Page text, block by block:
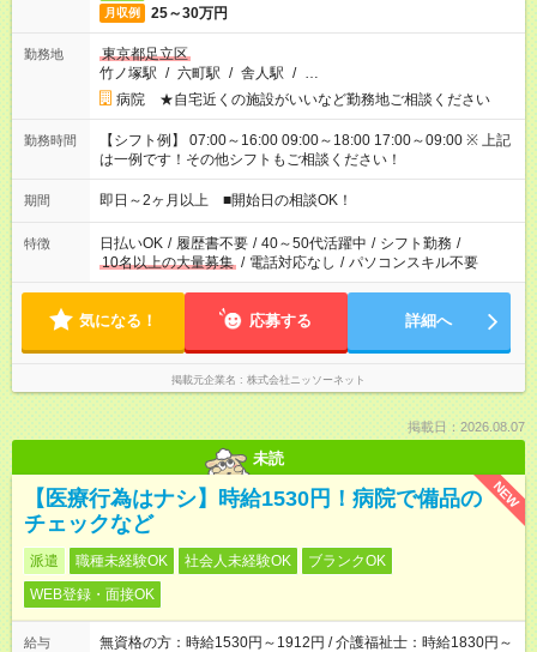
月収例 25～30万円
勤務地
東京都足立区
竹ノ塚駅 / 六町駅 / 舎人駅 / …
病院 ★自宅近くの施設がいいなど勤務地ご相談ください
勤務時間
【シフト例】 07:00～16:00 09:00～18:00 17:00～09:00 ※ 上記
は一例です！その他シフトもご相談ください！
期間 即日～2ヶ月以上 ■開始日の相談OK！
特徴 日払いOK / 履歴書不要 / 40～50代活躍中 / シフト勤務 /
10名以上の大量募集 / 電話対応なし / パソコンスキル不要
気になる！ 応募する 詳細へ
掲載元企業名 株式会社ニッソーネット
掲載日：2026.08.07
未読
NEW
【医療行為はナシ】時給1530円！病院で備品の
チェックなど
派遣 職種未経験OK 社会人未経験OK
ブランクOK
WEB登録・面接OK
給与
無資格の方：時給1530円～1912円 / 介護福祉士：時給1830円～